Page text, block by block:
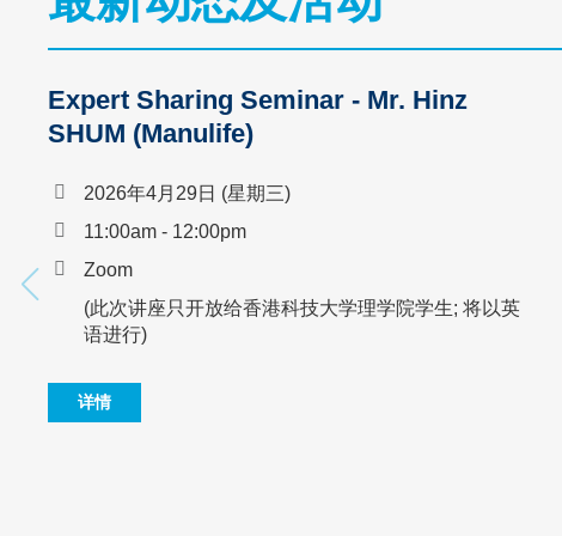
Area
Expert Sharing Seminar - Mr. Hinz
SHUM (Manulife)
2026年4月29日 (星期三)
11:00am - 12:00pm
Zoom
(此次讲座只开放给香港科技大学理学院学生; 将以英
语进行)
详情